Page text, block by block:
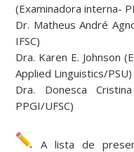
(Examinadora interna-
Dr. Matheus André
IFSC)
Dra. Karen E. Johnson
Applied Linguistics/PSU)
Dra. Donesca
PPGI/UFSC)
A lista de